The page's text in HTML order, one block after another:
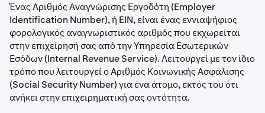
Ένας Αριθμός Αναγνώρισης Εργοδότη (Employer
Identification Number), ή EIN, είναι ένας εννιαψήφιος
φορολογικός αναγνωριστικός αριθμός που εκχωρείται
στην επιχείρησή σας από την Υπηρεσία Εσωτερικών
Εσόδων (Internal Revenue Service). Λειτουργεί με τον ίδιο
τρόπο που λειτουργεί ο Αριθμός Κοινωνικής Ασφάλισης
(Social Security Number) για ένα άτομο, εκτός του ότι
ανήκει στην επιχειρηματική σας οντότητα.